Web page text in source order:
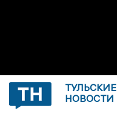
ТУЛЬСКИЕ
НОВОСТИ